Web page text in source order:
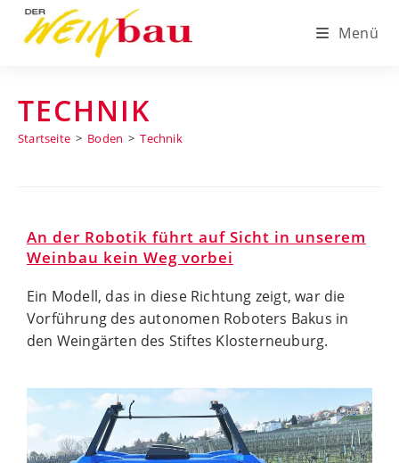
Zum
Inhalt
springen
Menü
TECHNIK
Startseite > Boden > Technik
An der Robotik führt auf Sicht in unserem
Weinbau kein Weg vorbei
Ein Modell, das in diese Richtung zeigt, war die
Vorführung des autonomen Roboters Bakus in
den Weingärten des Stiftes Klosterneuburg.